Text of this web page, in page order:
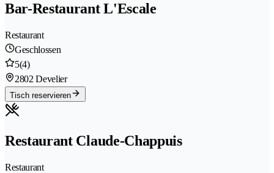
Bar-Restaurant L'Escale
Restaurant
Geschlossen
5(4)
2802 Develier
Tisch reservieren
Restaurant Claude-Chappuis
Restaurant